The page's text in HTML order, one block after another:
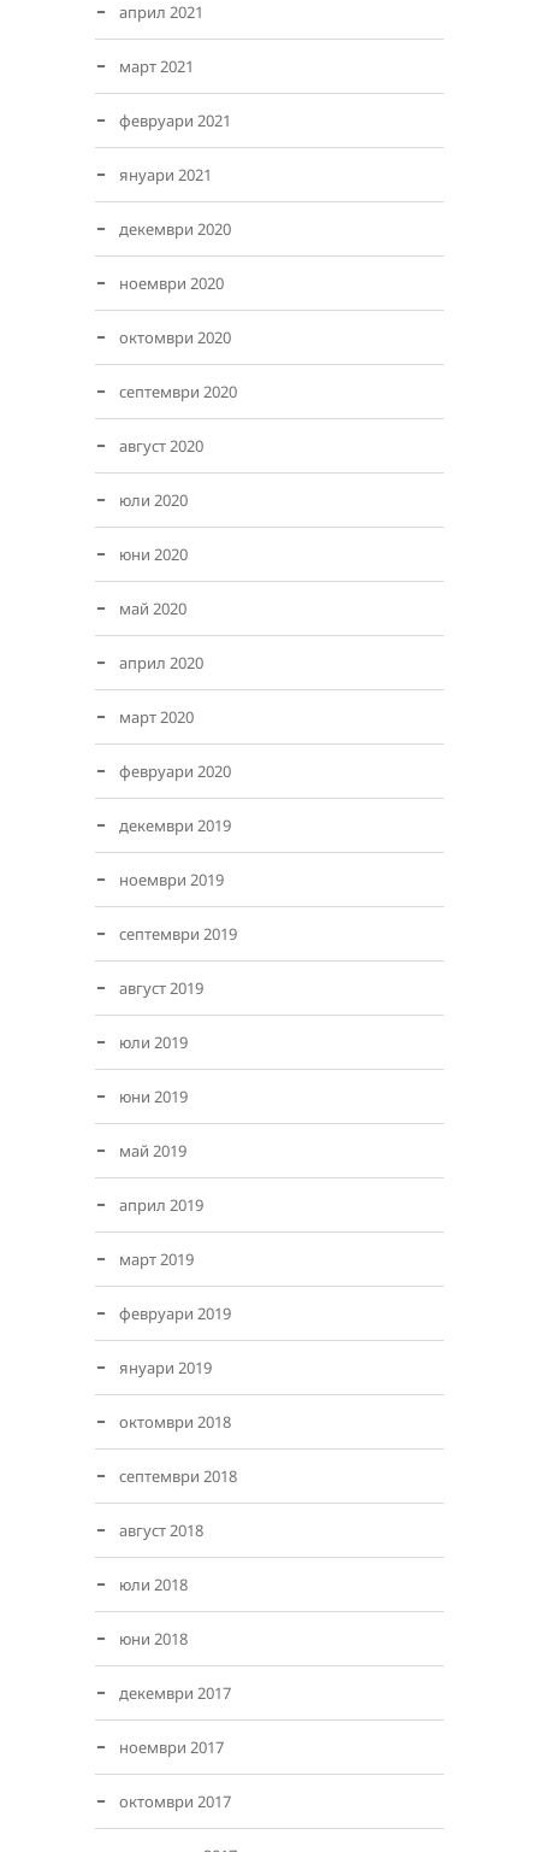
април 2021
март 2021
февруари 2021
януари 2021
декември 2020
ноември 2020
октомври 2020
септември 2020
август 2020
юли 2020
юни 2020
май 2020
април 2020
март 2020
февруари 2020
декември 2019
ноември 2019
септември 2019
август 2019
юли 2019
юни 2019
май 2019
април 2019
март 2019
февруари 2019
януари 2019
октомври 2018
септември 2018
август 2018
юли 2018
юни 2018
декември 2017
ноември 2017
октомври 2017